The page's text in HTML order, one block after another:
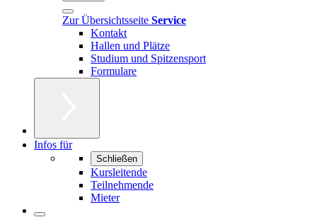
Zur Übersichtsseite Service
Kontakt
Hallen und Plätze
Studium und Spitzensport
Formulare
Infos für
Schließen
Kursleitende
Teilnehmende
Mieter